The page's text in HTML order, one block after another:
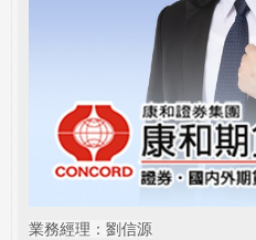
業務經理：劉信源